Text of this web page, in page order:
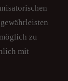
zu
mit